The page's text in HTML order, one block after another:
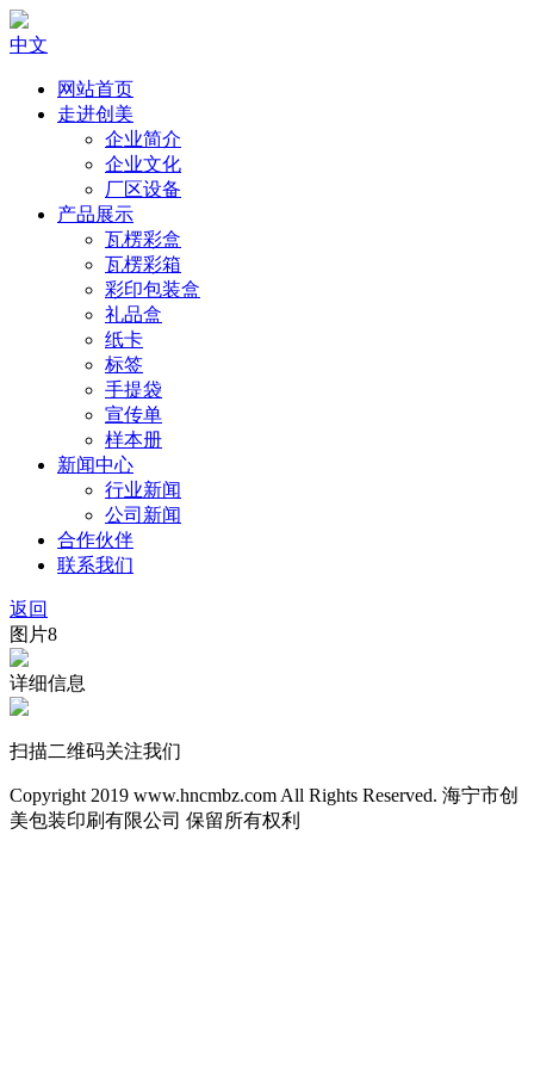
中文
网站首页
走进创美
企业简介
企业文化
厂区设备
产品展示
瓦楞彩盒
瓦楞彩箱
彩印包装盒
礼品盒
纸卡
标签
手提袋
宣传单
样本册
新闻中心
行业新闻
公司新闻
合作伙伴
联系我们
返回
图片8
详细信息
扫描二维码关注我们
Copyright 2019 www.hncmbz.com All Rights Reserved. 海宁市创
美包装印刷有限公司 保留所有权利